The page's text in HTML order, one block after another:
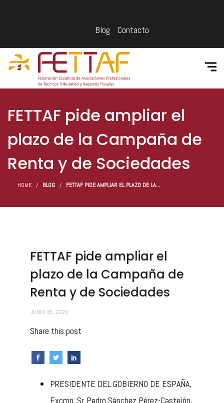
Blog Contacto
FETTAF pide ampliar el
plazo de la Campaña de
Renta y de Sociedades
HOME BLOG FETTAF PIDE AMPLIAR EL PLAZO DE LA...
FETTAF pide ampliar el
plazo de la Campaña de
Renta y de Sociedades
JUNIO 15, 2020
Share this post
PRESIDENTE DEL GOBIERNO DE ESPAÑA,
Excmo. Sr. Pedro Sánchez Pérez-Castejón,